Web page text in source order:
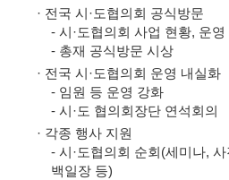
· 전국 시·도협의회 공식방문
- 시·도협의회 사업 현황, 운
- 총재 공식방문 시상
· 전국 시·도협의회 운영 내실화
- 임원 등 운영 강화
- 시·도 협의회장단 연석회의
· 각종 행사 지원
- 시·도협의회 순회(세미나,
백일장 등)